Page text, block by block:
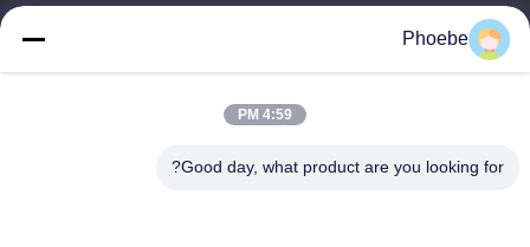
hn.lin@taite-track.com
Phoebe
4:59 PM
Good day, what product are you looking for?